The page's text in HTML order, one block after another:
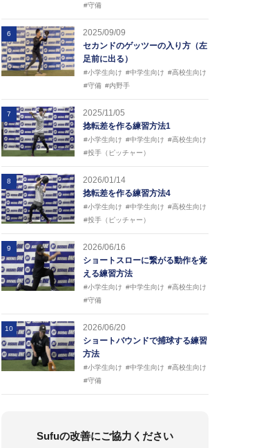
#守備
6
2025/09/09
セカンドのゲッツーの入り方（左
足前に出る）
#小学生向け #中学生向け #高校生向け
#守備 #内野手
7
2025/11/05
捻転差を作る練習方法1
#小学生向け #中学生向け #高校生向け
#投手（ピッチャー）
8
2026/01/14
捻転差を作る練習方法4
#小学生向け #中学生向け #高校生向け
#投手（ピッチャー）
9
2026/06/16
ショートスローに繋がる動作を覚
える練習方法
#小学生向け #中学生向け #高校生向け
#守備
10
2026/06/20
ショートバウンドで捕球する練習
方法
#小学生向け #中学生向け #高校生向け
#守備
Sufuの改善にご協力ください